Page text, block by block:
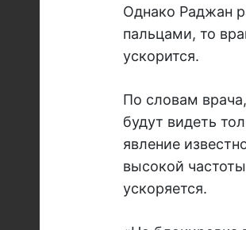
Однако Раджан
пальцами, то
ускорится.
По словам
будут видеть
явление
высокой
ускоряется.